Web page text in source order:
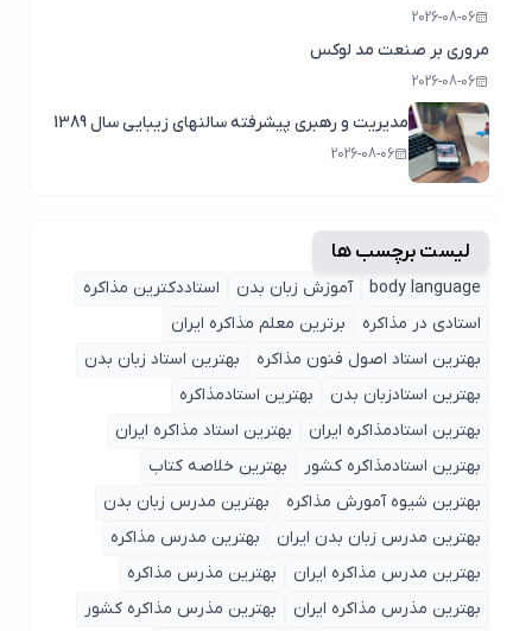
2026-08-06
مروری بر صنعت مد لوکس
2026-08-06
مدیریت و رهبری پیشرفته سالنهای زیبایی سال 1389
2026-08-06
لیست برچسب ها
body language آموزش زبان بدن
استاددکترین مذاکره
استادی در مذاکره
برترین معلم مذاکره ایران
بهترین استاد اصول ‌فنون مذاکره
بهترین استاد زبان بدن
بهترین استادزبان بدن
بهترین استادمذاکره
بهترین استادمذاکره ایران
بهترین استاد مذاکره ایران
بهترین استادمذاکره کشور
بهترین خلاصه کتاب
بهترین شیوه آمورش مذاکره
بهترین مدرس زبان بدن
بهترین مدرس زبان بدن ایران
بهترین مدرس مذاکره
بهترین مدرس مذاکره ایران
بهترین مذرس مذاکره
بهترین مذرس مذاکره ایران
بهترین مذرس مذاکره کشور